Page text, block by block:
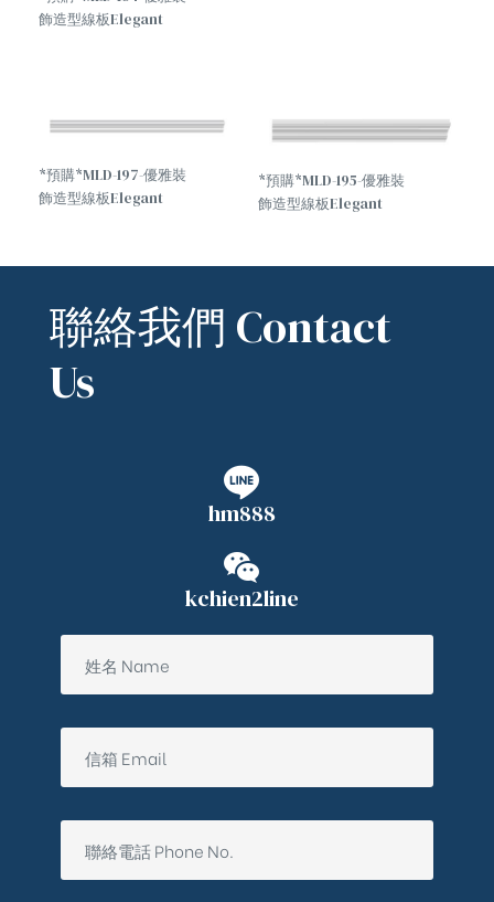
飾造型線板Elegant
*預購*MLD-197-優雅裝
飾造型線板Elegant
*預購*MLD-195-優雅裝
飾造型線板Elegant
聯絡我們 Contact
Us
hm888
kchien2line